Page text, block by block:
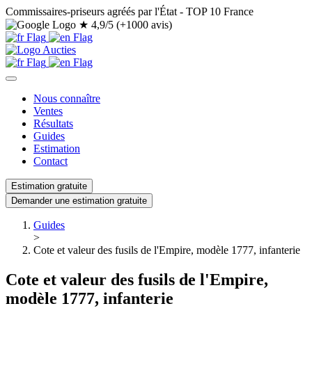
Commissaires-priseurs agréés par l'État - TOP 10 France
★ 4,9/5 (+1000 avis)
Nous connaître
Ventes
Résultats
Guides
Estimation
Contact
Estimation gratuite
Demander une estimation gratuite
Guides
>
Cote et valeur des fusils de l'Empire, modèle 1777, infanterie
Cote et valeur des fusils de l'Empire,
modèle 1777, infanterie